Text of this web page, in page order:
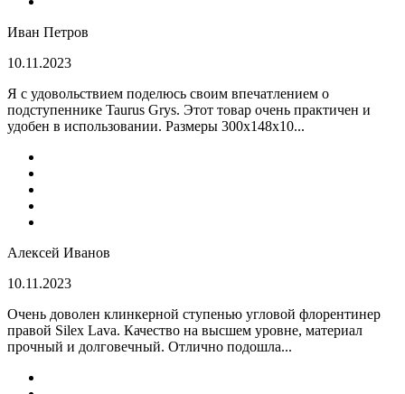
Иван Петров
10.11.2023
Я с удовольствием поделюсь своим впечатлением о
подступеннике Taurus Grys. Этот товар очень практичен и
удобен в использовании. Размеры 300х148х10...
Алексей Иванов
10.11.2023
Очень доволен клинкерной ступенью угловой флорентинер
правой Silex Lava. Качество на высшем уровне, материал
прочный и долговечный. Отлично подошла...